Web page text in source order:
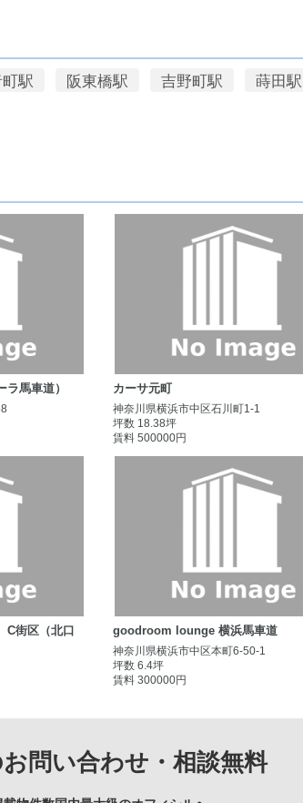
駅 阪東橋駅 吉野町駅 蒔田駅
馬車道） カーサ元町
神奈川県横浜市中区石川町1-1
坪数 18.38坪
賃料 500000円
C街区（北口
goodroom lounge 横浜馬車道
神奈川県横浜市中区本町6-50-1
坪数 6.4坪
賃料 300000円
問い合わせ・相談無料